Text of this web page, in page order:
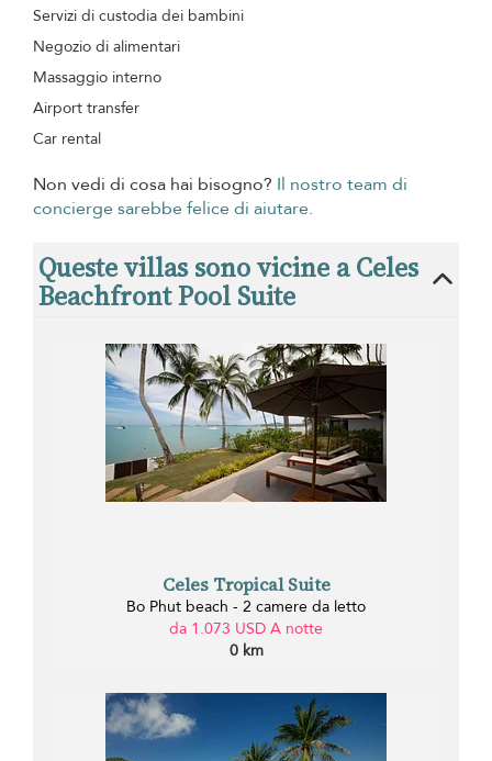
Servizi di custodia dei bambini
Negozio di alimentari
Massaggio interno
Airport transfer
Car rental
Non vedi di cosa hai bisogno? Il nostro team di
concierge sarebbe felice di aiutare.
Queste villas sono vicine a Celes
Beachfront Pool Suite
Celes Tropical Suite
Bo Phut beach - 2 camere da letto
da 1.073 USD A notte
0 km